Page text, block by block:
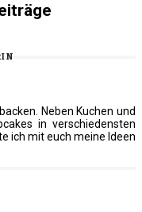
Neben Kuchen und
in verschiedensten
ich mit euch meine Ideen